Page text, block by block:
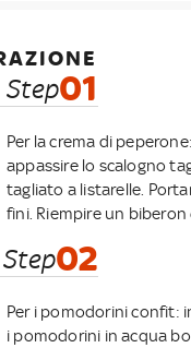
Step01
Per la crema di
appassire lo scalogno
tagliato a listarelle.
fini. Riempire un
Step02
Per i pomodorini confit:
i pomodorini in acqua